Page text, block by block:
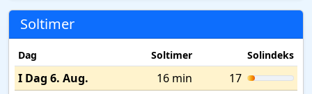
Soltimer
Dag Soltimer Solindeks
I Dag 6. Aug. 16 min
17